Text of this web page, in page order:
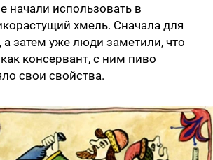
начали использовать в
хмель. Сначала для
а затем уже люди заметили, что
консервант, с ним пиво
свои свойства.